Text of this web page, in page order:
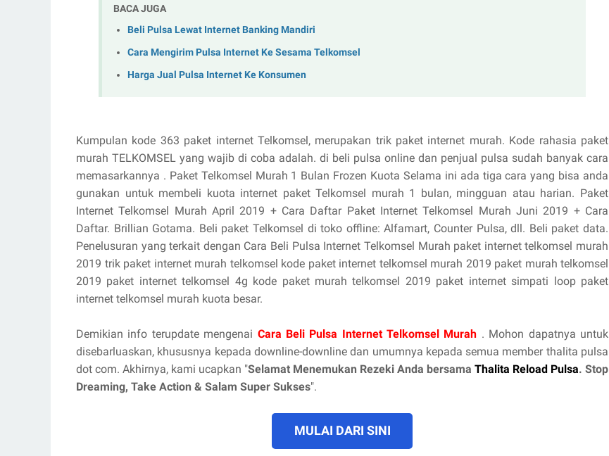
BACA JUGA
Beli Pulsa Lewat Internet Banking Mandiri
Cara Mengirim Pulsa Internet Ke Sesama Telkomsel
Harga Jual Pulsa Internet Ke Konsumen
Kumpulan kode 363 paket internet Telkomsel, merupakan trik paket internet murah. Kode rahasia paket
murah TELKOMSEL yang wajib di coba adalah. di beli pulsa online dan penjual pulsa sudah banyak cara
memasarkannya . Paket Telkomsel Murah 1 Bulan Frozen Kuota Selama ini ada tiga cara yang bisa anda
gunakan untuk membeli kuota internet paket Telkomsel murah 1 bulan, mingguan atau harian. Paket
Internet Telkomsel Murah April 2019 + Cara Daftar Paket Internet Telkomsel Murah Juni 2019 + Cara
Daftar. Brillian Gotama. Beli paket Telkomsel di toko offline: Alfamart, Counter Pulsa, dll. Beli paket data.
Penelusuran yang terkait dengan Cara Beli Pulsa Internet Telkomsel Murah paket internet telkomsel murah
2019 trik paket internet murah telkomsel kode paket internet telkomsel murah 2019 paket murah telkomsel
2019 paket internet telkomsel 4g kode paket murah telkomsel 2019 paket internet simpati loop paket
internet telkomsel murah kuota besar.
Demikian info terupdate mengenai Cara Beli Pulsa Internet Telkomsel Murah . Mohon dapatnya untuk
disebarluaskan, khususnya kepada downline-downline dan umumnya kepada semua member thalita pulsa
dot com. Akhirnya, kami ucapkan "Selamat Menemukan Rezeki Anda bersama Thalita Reload Pulsa. Stop
Dreaming, Take Action & Salam Super Sukses".
MULAI DARI SINI